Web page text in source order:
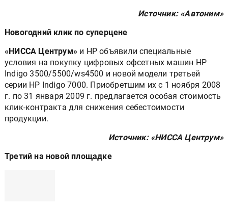
Источник: «Автоним»
Новогодний клик по суперцене
«НИССА Центрум» и HP объявили специальные
условия на покупку цифровых офсетных машин HP
Indigo 3500/5500/ws4500 и новой модели третьей
серии HP Indigo 7000. Приобретшим их с 1 ноября 2008
г. по 31 января 2009 г. предлагается особая стоимость
клик-контракта для снижения себестоимости
продукции.
Источник: «НИССА Центрум»
Третий на новой площадке